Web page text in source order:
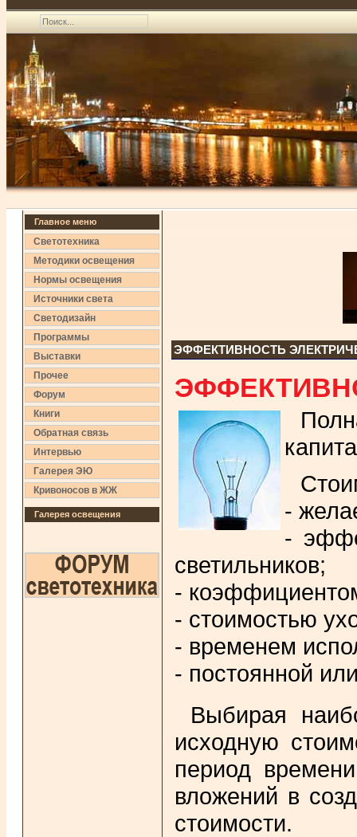
Главное меню
Светотехника
Методики освещения
Нормы освещения
Источники света
Светодизайн
Программы
Выставки
Прочее
Форум
Книги
Обратная связь
Интервью
Галерея ЭЮ
Кривоносов в ЖЖ
Галерея освещения
ЭФФЕКТИВНОСТЬ
-
-
светильников;
-
- стоимостью
- временем
- постоянной
Выбирая
исходную
период
вложений в
стоимости.